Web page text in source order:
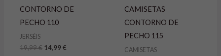
CONTORNO DE
PECHO 110
JERSÉIS
19,99€ 14,99€
CAMISETAS
CONTORNO DE
PECHO 115
CAMISETAS